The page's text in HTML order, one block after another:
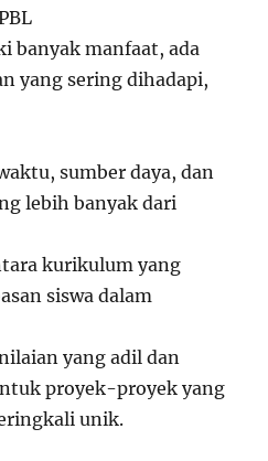
banyak manfaat, ada
yang sering dihadapi,
sumber daya, dan
lebih banyak dari
kurikulum yang
siswa dalam
yang adil dan
proyek-proyek yang
unik.